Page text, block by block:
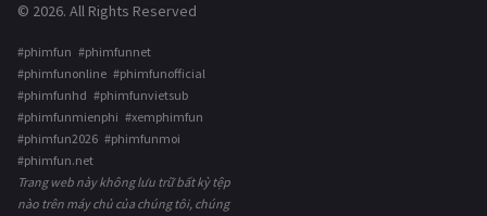
© 2026. All Rights Reserved
#phimfun #phimfunnet
#phimfunonline #phimfunofficial
#phimfunhd #phimfunvietsub
#phimfunmienphi #xemphimfun
#phimfun2026 #phimfunmoi
#phimfun.net
Trang web này không lưu trữ bất kỳ tệp
nào trên máy chủ của chúng tôi, chúng